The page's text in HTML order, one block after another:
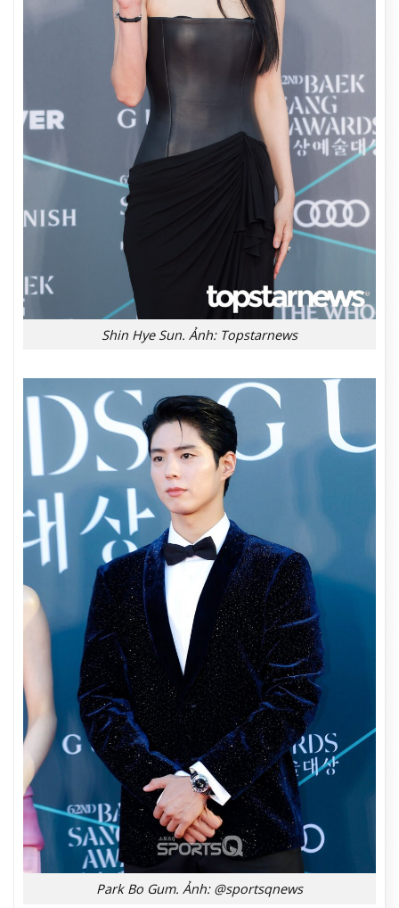
Shin Hye Sun. Ảnh: Topstarnews
Park Bo Gum. Ảnh: @sportsqnews